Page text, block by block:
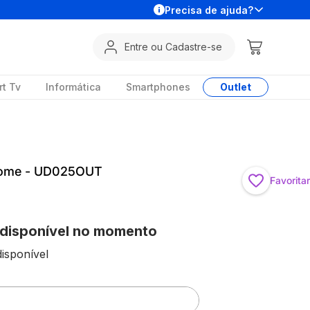
Precisa de ajuda?
Entre ou Cadastre-se
Tv Informática Smartphones Outlet
- UD025OUT
Favoritar
no momento